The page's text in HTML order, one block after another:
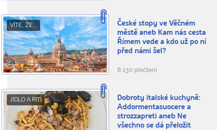
VÍTE, ŽE...
České stopy ve Věčném
městě aneb Kam nás cesta
Římem vede a kdo už po ní
před námi šel?
8.130 přečtení
JÍDLO A PITÍ
Dobroty italské kuchyně:
Addormentasuocere a
strozzapreti aneb Ne
všechno se dá přeložit